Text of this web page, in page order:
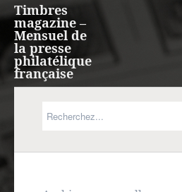
Timbres
magazine –
Mensuel de
la presse
philatélique
française